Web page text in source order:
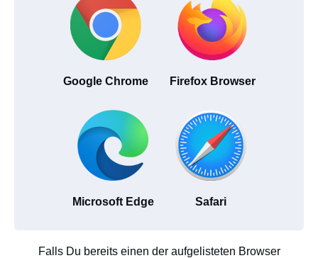
Google Chrome Firefox Browser
Microsoft Edge Safari
Falls Du bereits einen der aufgelisteten Browser